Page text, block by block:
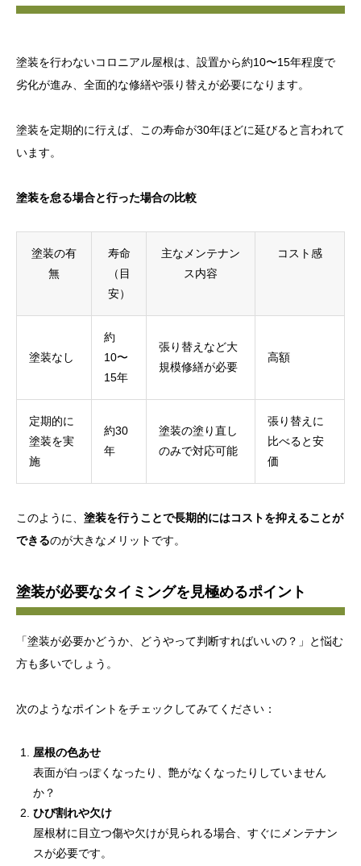
塗装を行わないコロニアル屋根は、設置から約10〜15年程度で
劣化が進み、全面的な修繕や張り替えが必要になります。
塗装を定期的に行えば、この寿命が30年ほどに延びると言われて
います。
塗装を怠る場合と行った場合の比較
塗装の有
無
寿命
（目
安）
主なメンテナン
ス内容
コスト感
塗装なし
約
10〜
15年
張り替えなど大
規模修繕が必要
高額
定期的に
塗装を実
施
約30
年
塗装の塗り直し
のみで対応可能
張り替えに
比べると安
価
このように、 塗装を行うことで長期的にはコストを抑えることが
できるのが大きなメリットです。
塗装が必要なタイミングを見極めるポイント
「塗装が必要かどうか、どうやって判断すればいいの？」と悩む
方も多いでしょう。
次のようなポイントをチェックしてみてください：
屋根の色あせ
表面が白っぽくなったり、艶がなくなったりしていません
か？
ひび割れや欠け
屋根材に目立つ傷や欠けが見られる場合、すぐにメンテナン
スが必要です。